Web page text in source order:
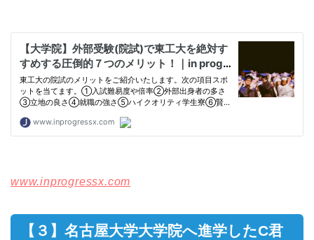
www.inprogressx.com
【３】名古屋大学大学院へ進学したC君